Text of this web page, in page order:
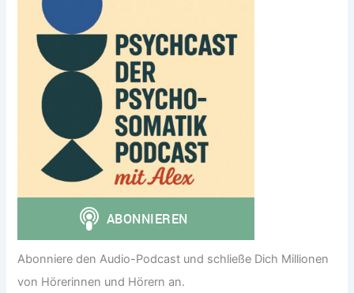
Abonniere den Audio-Podcast und schließe Dich Millionen
von Hörerinnen und Hörern an.